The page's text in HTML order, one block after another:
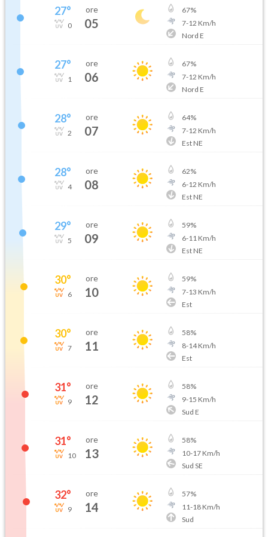
27°
0
ore
05
67%
7-12 Km/h
Nord E
27°
1
ore
06
67%
7-12 Km/h
Nord E
28°
2
ore
07
64%
7-12 Km/h
Est NE
28°
4
ore
08
62%
6-12 Km/h
Est NE
29°
5
ore
09
59%
6-11 Km/h
Est NE
30°
6
ore
10
59%
7-13 Km/h
Est
30°
7
ore
11
58%
8-14Km/h
Est
31°
9
ore
12
58%
9-15 Km/h
Sud E
31°
10
ore
13
58%
10-17Km/h
Sud SE
32°
9
ore
14
57%
11-18Km/h
Sud